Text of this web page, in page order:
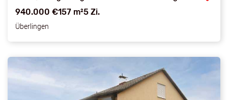
940.000 €157 m²5 Zi.
Überlingen